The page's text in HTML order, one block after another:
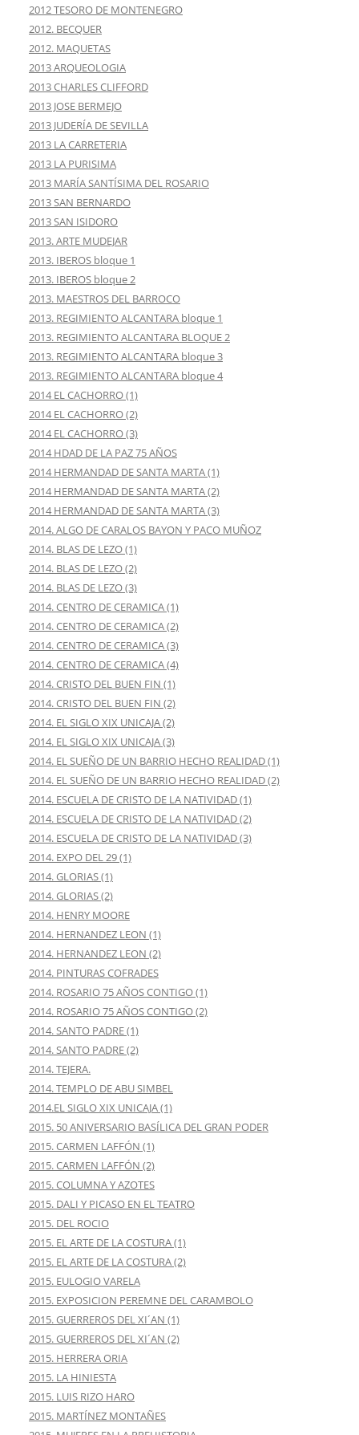
2012 TESORO DE MONTENEGRO
2012. BECQUER
2012. MAQUETAS
2013 ARQUEOLOGIA
2013 CHARLES CLIFFORD
2013 JOSE BERMEJO
2013 JUDERÍA DE SEVILLA
2013 LA CARRETERIA
2013 LA PURISIMA
2013 MARÍA SANTÍSIMA DEL ROSARIO
2013 SAN BERNARDO
2013 SAN ISIDORO
2013. ARTE MUDEJAR
2013. IBEROS bloque 1
2013. IBEROS bloque 2
2013. MAESTROS DEL BARROCO
2013. REGIMIENTO ALCANTARA bloque 1
2013. REGIMIENTO ALCANTARA BLOQUE 2
2013. REGIMIENTO ALCANTARA bloque 3
2013. REGIMIENTO ALCANTARA bloque 4
2014 EL CACHORRO (1)
2014 EL CACHORRO (2)
2014 EL CACHORRO (3)
2014 HDAD DE LA PAZ 75 AÑOS
2014 HERMANDAD DE SANTA MARTA (1)
2014 HERMANDAD DE SANTA MARTA (2)
2014 HERMANDAD DE SANTA MARTA (3)
2014. ALGO DE CARALOS BAYON Y PACO MUÑOZ
2014. BLAS DE LEZO (1)
2014. BLAS DE LEZO (2)
2014. BLAS DE LEZO (3)
2014. CENTRO DE CERAMICA (1)
2014. CENTRO DE CERAMICA (2)
2014. CENTRO DE CERAMICA (3)
2014. CENTRO DE CERAMICA (4)
2014. CRISTO DEL BUEN FIN (1)
2014. CRISTO DEL BUEN FIN (2)
2014. EL SIGLO XIX UNICAJA (2)
2014. EL SIGLO XIX UNICAJA (3)
2014. EL SUEÑO DE UN BARRIO HECHO REALIDAD (1)
2014. EL SUEÑO DE UN BARRIO HECHO REALIDAD (2)
2014. ESCUELA DE CRISTO DE LA NATIVIDAD (1)
2014. ESCUELA DE CRISTO DE LA NATIVIDAD (2)
2014. ESCUELA DE CRISTO DE LA NATIVIDAD (3)
2014. EXPO DEL 29 (1)
2014. GLORIAS (1)
2014. GLORIAS (2)
2014. HENRY MOORE
2014. HERNANDEZ LEON (1)
2014. HERNANDEZ LEON (2)
2014. PINTURAS COFRADES
2014. ROSARIO 75 AÑOS CONTIGO (1)
2014. ROSARIO 75 AÑOS CONTIGO (2)
2014. SANTO PADRE (1)
2014. SANTO PADRE (2)
2014. TEJERA.
2014. TEMPLO DE ABU SIMBEL
2014.EL SIGLO XIX UNICAJA (1)
2015. 50 ANIVERSARIO BASÍLICA DEL GRAN PODER
2015. CARMEN LAFFÓN (1)
2015. CARMEN LAFFÓN (2)
2015. COLUMNA Y AZOTES
2015. DALI Y PICASO EN EL TEATRO
2015. DEL ROCIO
2015. EL ARTE DE LA COSTURA (1)
2015. EL ARTE DE LA COSTURA (2)
2015. EULOGIO VARELA
2015. EXPOSICION PEREMNE DEL CARAMBOLO
2015. GUERREROS DEL XI´AN (1)
2015. GUERREROS DEL XI´AN (2)
2015. HERRERA ORIA
2015. LA HINIESTA
2015. LUIS RIZO HARO
2015. MARTÍNEZ MONTAÑES